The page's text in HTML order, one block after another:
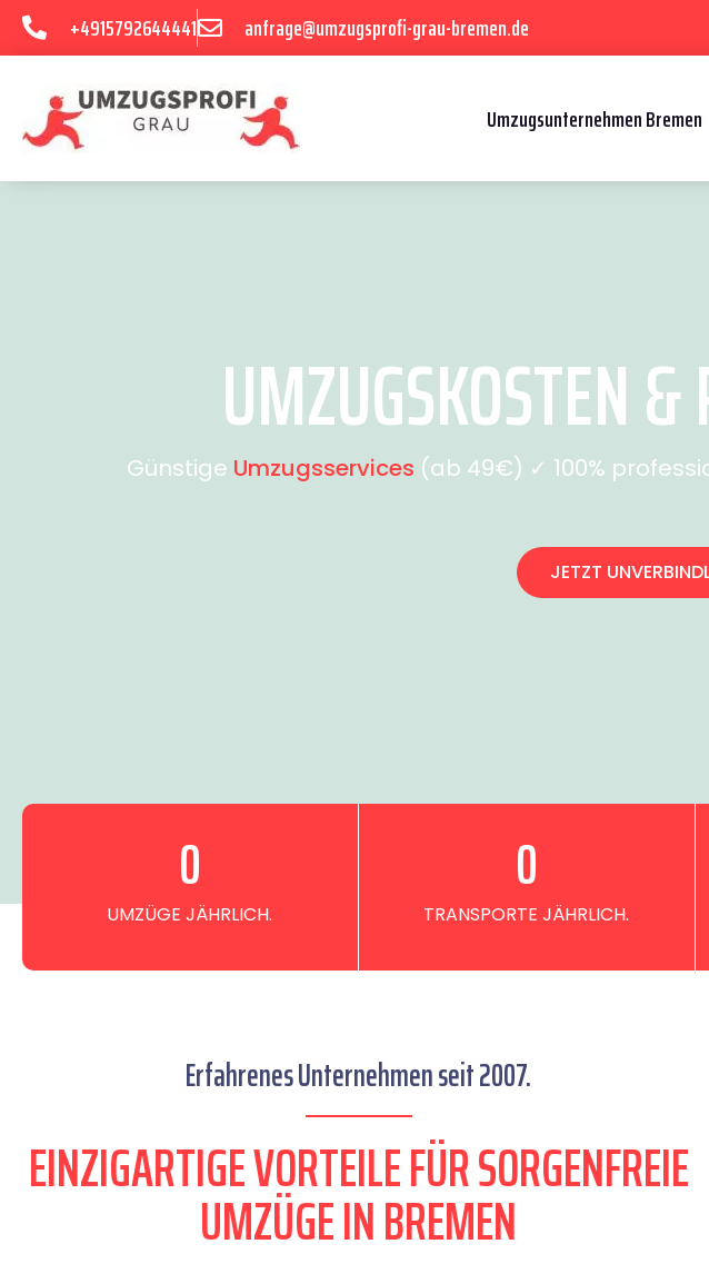
+4915792644441 anfrage@umzugsprofi-grau-bremen.de
Umzugsunternehmen Bremen
UMZUGSKOSTEN
Günstige Umzugsservices (ab 49€) ✓ 100%
JETZT
UMZÜGE JÄHRLICH.
0
TRANSPORTE JÄHRLICH.
0
Erfahrenes Unternehmen seit 2007.
EINZIGARTIGE VORTEILE FÜR SORGENFREIE
UMZÜGE IN BREMEN